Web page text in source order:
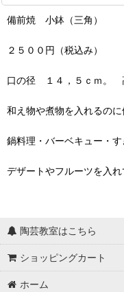
備前焼 小鉢（三角）
２５００円（税込み）
口の径 １４，５ｃｍ。
和え物や煮物を入れるのに
鍋料理・バーベキュー・す
デザートやフルーツを入れ
陶芸教室はこちら
ショッピングカート
ホーム